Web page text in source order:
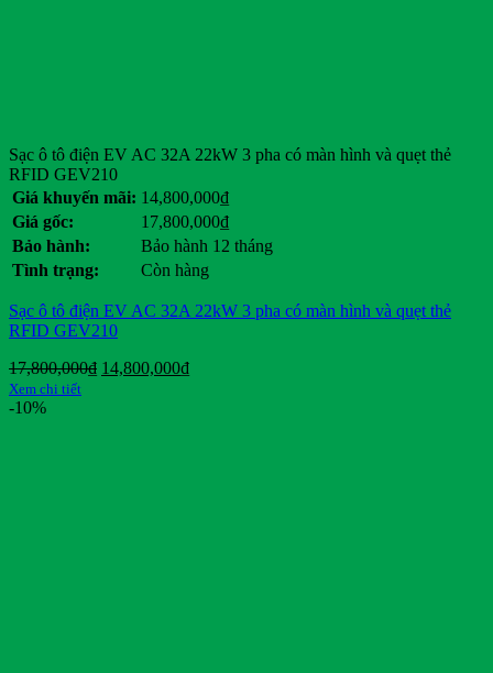
Sạc ô tô điện EV AC 32A 22kW 3 pha có màn hình và quẹt thẻ
RFID GEV210
Giá khuyến mãi: 14,800,000₫
Giá gốc:
17,800,000₫
Bảo hành:
Bảo hành 12 tháng
Tình trạng:
Còn hàng
Sạc ô tô điện EV AC 32A 22kW 3 pha có màn hình và quẹt thẻ
RFID GEV210
17,800,000₫ Giá
14,800,000₫Giá
Xem chi tiết
-10%